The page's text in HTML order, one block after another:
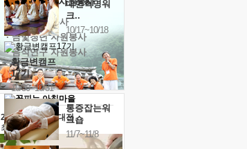
내면혁명워
크..
10/17~10/18
황금변캠프
17기
10/30~10/31
통증잡는워
크숍
11/7~11/8
· 청년 자원봉사
· 금빛청년 자원봉사
· 음식연구 자원봉사
2026 말복 보양대전
최대74%할인